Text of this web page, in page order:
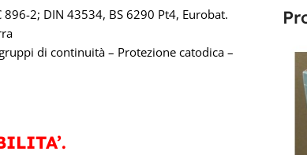
2; DIN 43534, BS 6290 Pt4, Eurobat.
di continuità – Protezione catodica –